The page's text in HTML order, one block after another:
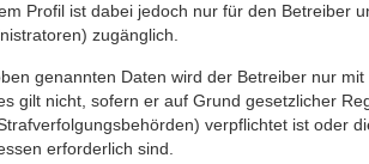
Profil ist dabei jedoch nur für den Betreiber
zugänglich.
genannten Daten wird der Betreiber nur
gilt nicht, sofern er auf Grund gesetzlicher
verpflichtet ist oder
erforderlich sind.